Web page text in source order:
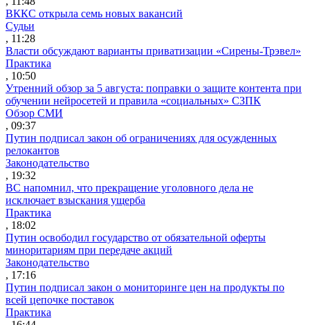
ВККС открыла семь новых вакансий
Судьи
, 11:28
Власти обсуждают варианты приватизации «Сирены-Трэвел»
Практика
, 10:50
Утренний обзор за 5 августа: поправки о защите контента при
обучении нейросетей и правила «социальных» СЗПК
Обзор СМИ
, 09:37
Путин подписал закон об ограничениях для осужденных
релокантов
Законодательство
, 19:32
ВС напомнил, что прекращение уголовного дела не
исключает взыскания ущерба
Практика
, 18:02
Путин освободил государство от обязательной оферты
миноритариям при передаче акций
Законодательство
, 17:16
Путин подписал закон о мониторинге цен на продукты по
всей цепочке поставок
Практика